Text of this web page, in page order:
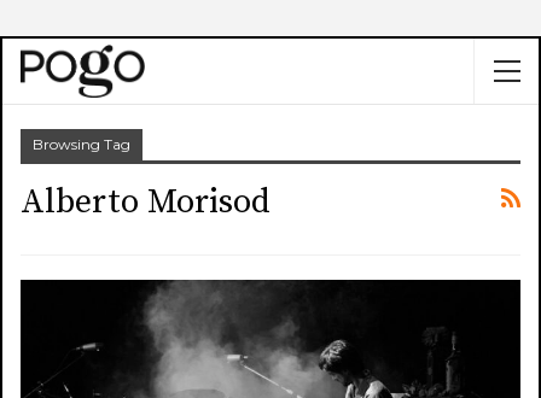
Browsing Tag
Alberto Morisod